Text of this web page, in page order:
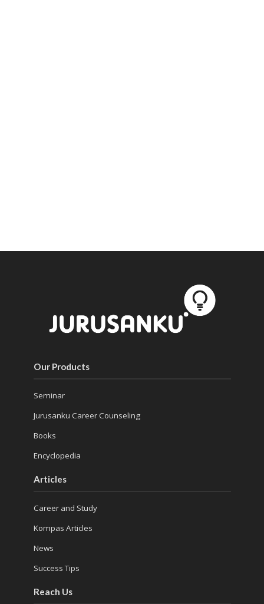
Our Products
Seminar
Jurusanku Career Counseling
Books
Encyclopedia
Articles
Career and Study
Kompas Articles
News
Success Tips
Reach Us